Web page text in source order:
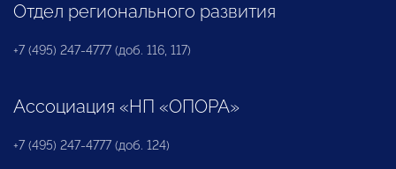
Отдел регионального развития
+7 (495) 247-4777 (доб. 116, 117)
Ассоциация «НП «ОПОРА»
+7 (495) 247-4777 (доб. 124)